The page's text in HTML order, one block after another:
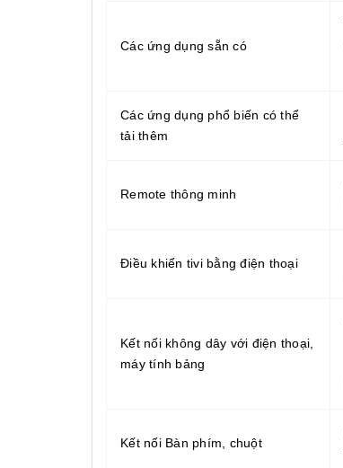
Các ứng dụng sẵn có
Các ứng dụng phổ biến có thể
tải thêm
Remote thông minh
Điều khiển tivi bằng điện thoại
Kết nối không dây với điện thoại,
máy tính bảng
Kết nối Bàn phím, chuột